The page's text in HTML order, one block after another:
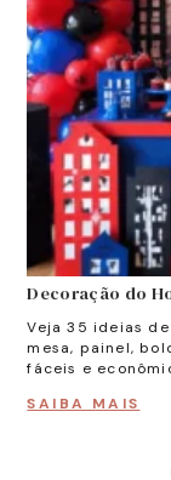
Decoração do
Veja 35 ideias
mesa, painel,
fáceis e
SAIBA MAIS